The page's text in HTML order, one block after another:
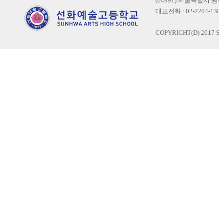
대표전화 : 02-2204-
COPYRIGHT(D) 2017